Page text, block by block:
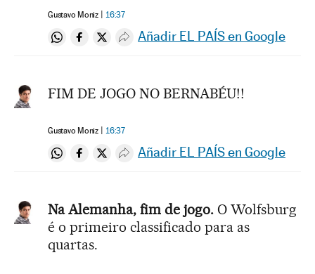
Gustavo Moniz 16:37
Compartir en Whatsapp
Compartir en Facebook
Compartir en Twitter
Desplegar Redes Sociales
Añadir EL PAÍS en Google
FIM DE JOGO NO BERNABÉU!!
Gustavo Moniz 16:37
Compartir en Whatsapp
Compartir en Facebook
Compartir en Twitter
Desplegar Redes Sociales
Añadir EL PAÍS en Google
Na Alemanha, fim de jogo. O Wolfsburg
é o primeiro classificado para as
quartas.